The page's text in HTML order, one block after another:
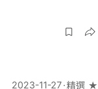
2023-11-27 精選 ★